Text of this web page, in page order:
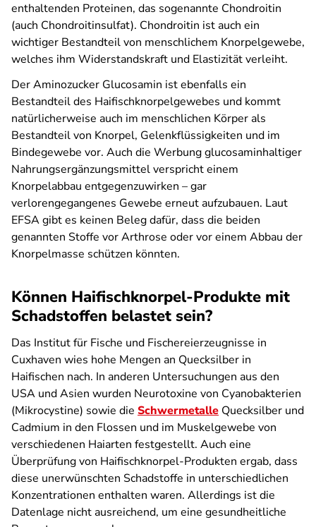
enthaltenden Proteinen, das sogenannte Chondroitin
(auch Chondroitinsulfat). Chondroitin ist auch ein
wichtiger Bestandteil von menschlichem Knorpelgewebe,
welches ihm Widerstandskraft und Elastizität verleiht.
Der Aminozucker Glucosamin ist ebenfalls ein
Bestandteil des Haifischknorpelgewebes und kommt
natürlicherweise auch im menschlichen Körper als
Bestandteil von Knorpel, Gelenkflüssigkeiten und im
Bindegewebe vor. Auch die Werbung glucosaminhaltiger
Nahrungsergänzungsmittel verspricht einem
Knorpelabbau entgegenzuwirken – gar
verlorengegangenes Gewebe erneut aufzubauen. Laut
EFSA gibt es keinen Beleg dafür, dass die beiden
genannten Stoffe vor Arthrose oder vor einem Abbau der
Knorpelmasse schützen könnten.
Können Haifischknorpel-Produkte mit
Schadstoffen belastet sein?
Das Institut für Fische und Fischereierzeugnisse in
Cuxhaven wies hohe Mengen an Quecksilber in
Haifischen nach. In anderen Untersuchungen aus den
USA und Asien wurden Neurotoxine von Cyanobakterien
(Mikrocystine) sowie die Schwermetalle Quecksilber und
Cadmium in den Flossen und im Muskelgewebe von
verschiedenen Haiarten festgestellt. Auch eine
Überprüfung von Haifischknorpel-Produkten ergab, dass
diese unerwünschten Schadstoffe in unterschiedlichen
Konzentrationen enthalten waren. Allerdings ist die
Datenlage nicht ausreichend, um eine gesundheitliche